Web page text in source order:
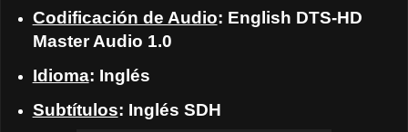
Codificación de Audio: English DTS-HD
Master Audio 1.0
Idioma: Inglés
Subtítulos: Inglés SDH